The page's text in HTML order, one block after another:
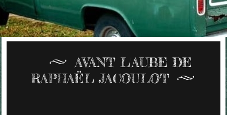
AVANT L'AUBE DE
RAPHAËL JACOULOT